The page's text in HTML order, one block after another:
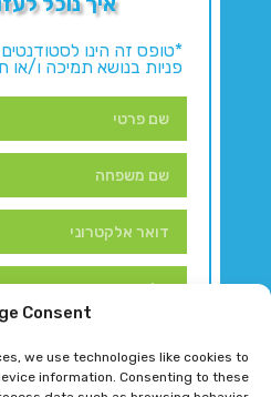
Consent
we use technologies like cookies to
information. Consenting to these
*טופס זה הינו
פניות בנושא תמיכה ו/או